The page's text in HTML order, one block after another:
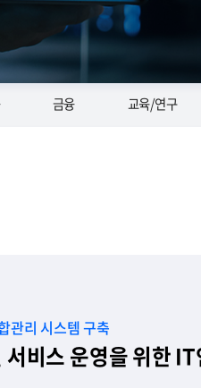
금융 교육/연구
관제시스템 구축
산된 네트워크에 대